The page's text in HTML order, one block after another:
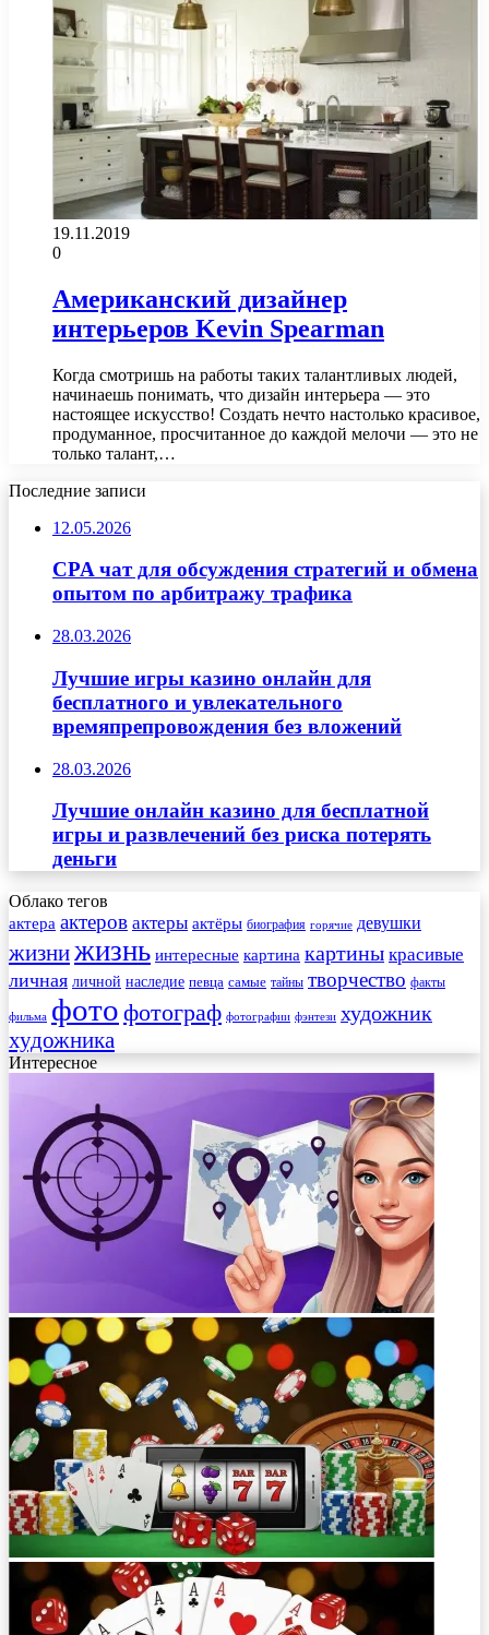
19.11.2019
0
Американский дизайнер
интерьеров Kevin Spearman
Когда смотришь на работы таких талантливых людей,
начинаешь понимать, что дизайн интерьера — это
настоящее искусство! Создать нечто настолько красивое,
продуманное, просчитанное до каждой мелочи — это не
только талант,…
Последние записи
12.05.2026
CPA чат для обсуждения стратегий и обмена
опытом по арбитражу трафика
28.03.2026
Лучшие игры казино онлайн для
бесплатного и увлекательного
времяпрепровождения без вложений
28.03.2026
Лучшие онлайн казино для бесплатной
игры и развлечений без риска потерять
деньги
Облако тегов
актера актеров актеры актёры биография горячие девушки
жизнижизнь интересные картина картины красивые
личная личной наследие певца самые тайны творчество факты
фильма фото фотограф фотографии фэнтези художник
художника
Интересное